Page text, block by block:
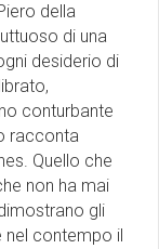
della
di una
desiderio di
conturbante
racconta
Quello che
non ha mai
gli
nel contempo il